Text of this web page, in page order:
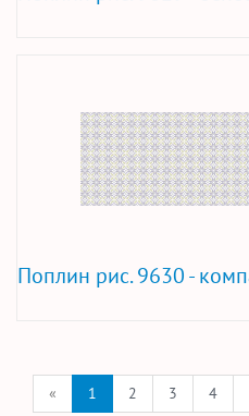
Поплин рис. 9630 -
« 1 2 3 4